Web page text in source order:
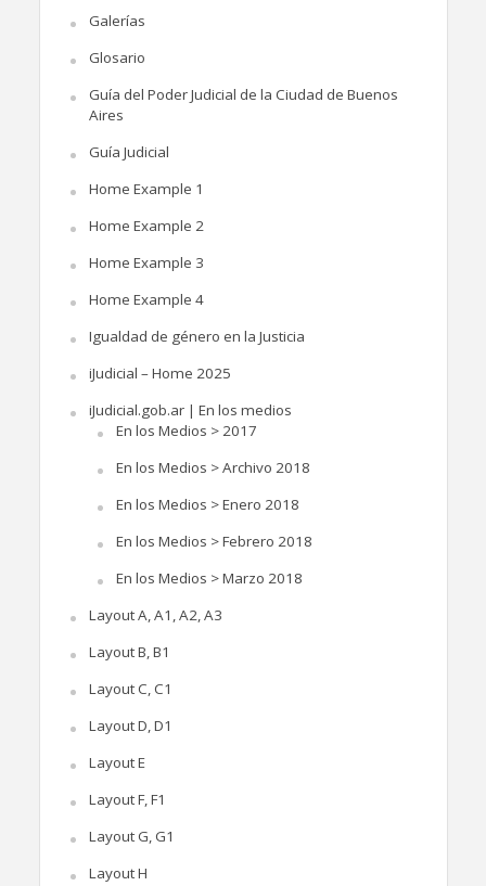
Galerías
Glosario
Guía del Poder Judicial de la Ciudad de Buenos
Aires
Guía Judicial
Home Example 1
Home Example 2
Home Example 3
Home Example 4
Igualdad de género en la Justicia
iJudicial – Home 2025
iJudicial.gob.ar | En los medios
En los Medios > 2017
En los Medios > Archivo 2018
En los Medios > Enero 2018
En los Medios > Febrero 2018
En los Medios > Marzo 2018
Layout A, A1, A2, A3
Layout B, B1
Layout C, C1
Layout D, D1
Layout E
Layout F, F1
Layout G, G1
Layout H